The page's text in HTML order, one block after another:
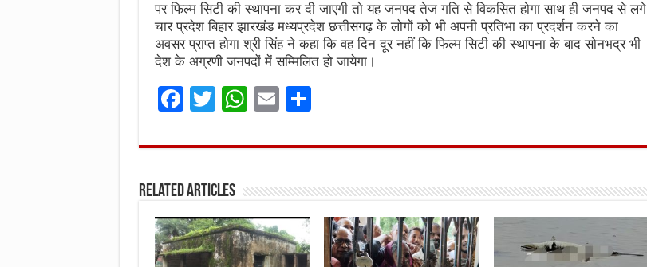
पर फिल्म सिटी की स्थापना कर दी जाएगी तो यह जनपद तेज गति से विकसित होगा साथ ही जनपद से लगे
चार प्रदेश बिहार झारखंड मध्यप्रदेश छत्तीसगढ़ के लोगों को भी अपनी प्रतिभा का प्रदर्शन करने का
अवसर प्राप्त होगा श्री सिंह ने कहा कि वह दिन दूर नहीं कि फिल्म सिटी की स्थापना के बाद सोनभद्र भी
देश के अग्रणी जनपदों में सम्मिलित हो जायेगा।
F
ce
o
o
k
T
it
r
W
at
A
p
p
E
ai
S
ar
Related Articles